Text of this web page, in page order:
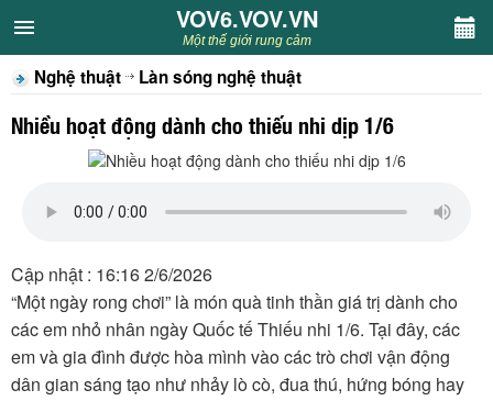
VOV6.VOV.VN
CHUYÊN MỤC
Khách VOV6
Sân khấu
Thiếu nhi
VOV6.VOV.VN
Một thế giới rung cảm
Nghệ thuật Làn sóng nghệ thuật
Nhiều hoạt động dành cho thiếu nhi dịp 1/6
Cập nhật : 16:16 2/6/2026
“Một ngày rong chơi” là món quà tinh thần giá trị dành cho
các em nhỏ nhân ngày Quốc tế Thiếu nhi 1/6. Tại đây, các
em và gia đình được hòa mình vào các trò chơi vận động
dân gian sáng tạo như nhảy lò cò, đua thú, hứng bóng hay